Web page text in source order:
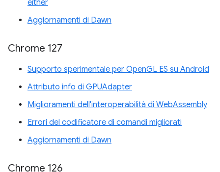
either
Aggiornamenti di Dawn
Chrome 127
Supporto sperimentale per OpenGL ES su Android
Attributo info di GPUAdapter
Miglioramenti dell'interoperabilità di WebAssembly
Errori del codificatore di comandi migliorati
Aggiornamenti di Dawn
Chrome 126